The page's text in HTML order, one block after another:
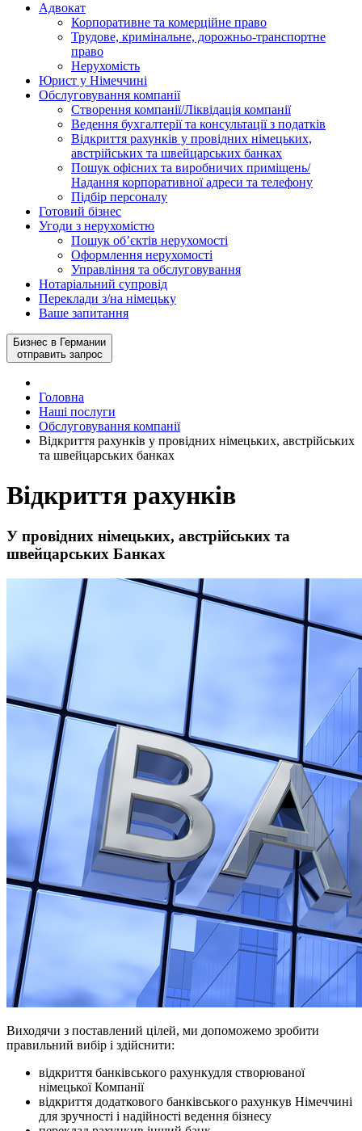
Адвокат
Корпоративне та комерційне право
Трудове, кримінальне, дорожньо-транспортне
право
Нерухомість
Юрист у Німеччині
Обслуговування компанії
Створення компанії/Ліквідація компанії
Ведення бухгалтерії та консультації з податків
Відкриття рахунків у провідних німецьких,
австрійських та швейцарських банках
Пошук офісних та виробничих приміщень/
Надання корпоративної адреси та телефону
Підбір персоналу
Готовий бізнес
Угоди з нерухомістю
Пошук об’єктів нерухомості
Оформлення нерухомості
Управління та обслуговування
Нотаріальний супровід
Переклади з/на німецьку
Ваше запитання
Бизнес в Германии
отправить запрос
Головна
Наші послуги
Обслуговування компанії
Відкриття рахунків у провідних німецьких, австрійських
та швейцарських банках
Відкриття рахунків
У провідних німецьких, австрійських та
швейцарських Банках
Виходячи з поставлений цілей, ми допоможемо зробити
правильний вибір і здійснити:
відкриття банківського рахункудля створюваної
німецької Компанії
відкриття додаткового банківського рахункув Німеччині
для зручності і надійності ведення бізнесу